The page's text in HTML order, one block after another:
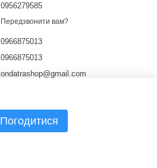
0956279585
Передзвонити вам?
0966875013
0966875013
ondatrashop@gmail.com
Погодитися